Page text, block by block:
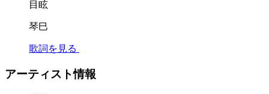
目眩
琴巳
歌詞を見る
アーティスト情報